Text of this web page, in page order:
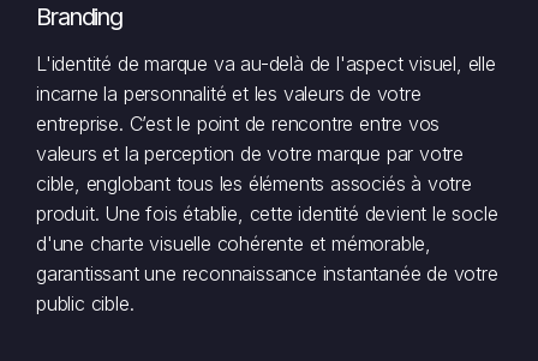
Branding
L'identité de marque va au-delà de l'aspect visuel, elle
incarne la personnalité et les valeurs de votre
entreprise. C’est le point de rencontre entre vos
valeurs et la perception de votre marque par votre
cible, englobant tous les éléments associés à votre
produit. Une fois établie, cette identité devient le socle
d'une charte visuelle cohérente et mémorable,
garantissant une reconnaissance instantanée de votre
public cible.